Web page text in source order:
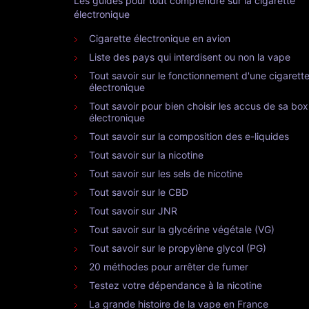
électronique
Cigarette électronique en avion
Liste des pays qui interdisent ou non la vape
Tout savoir sur le fonctionnement d'une cigarette
électronique
Tout savoir pour bien choisir les accus de sa box
électronique
Tout savoir sur la composition des e-liquides
Tout savoir sur la nicotine
Tout savoir sur les sels de nicotine
Tout savoir sur le CBD
Tout savoir sur JNR
Tout savoir sur la glycérine végétale (VG)
Tout savoir sur le propylène glycol (PG)
20 méthodes pour arrêter de fumer
Testez votre dépendance à la nicotine
La grande histoire de la vape en France